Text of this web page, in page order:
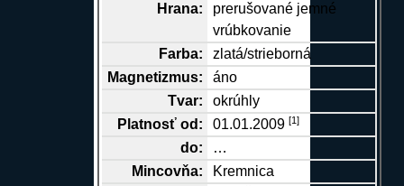
Hrana:
prerušované jemné
vrúbkovanie
Farba:
zlatá/strieborná
Magnetizmus:
áno
Tvar:
okrúhly
Platnosť od:
01.01.2009[1]
do:
…
Mincovňa:
Kremnica